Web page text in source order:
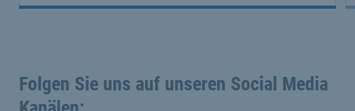
Folgen Sie uns auf unseren Social Media